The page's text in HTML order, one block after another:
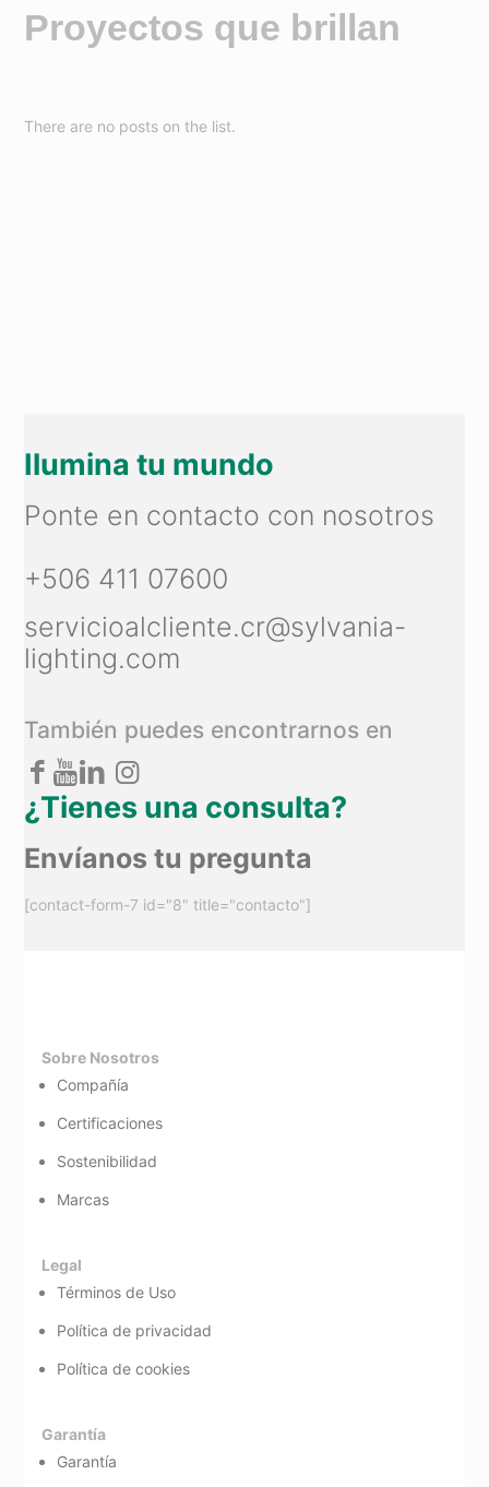
Proyectos que brillan
There are no posts on the list.
Ilumina tu mundo
Ponte en contacto con nosotros
+506 411 07600
servicioalcliente.cr@sylvania-
lighting.com
También puedes encontrarnos en
¿Tienes una consulta?
Envíanos tu pregunta
[contact-form-7 id="8" title="contacto"]
Sobre Nosotros
Compañía
Certificaciones
Sostenibilidad
Marcas
Legal
Términos de Uso
Política de privacidad
Política de cookies
Garantía
Garantía